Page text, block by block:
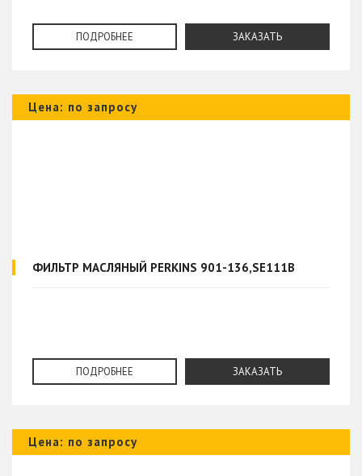
ПОДРОБНЕЕ ЗАКАЗАТЬ
Цена: по запросу
ФИЛЬТР МАСЛЯНЫЙ PERKINS 901-136,SE111B
ПОДРОБНЕЕ ЗАКАЗАТЬ
Цена: по запросу